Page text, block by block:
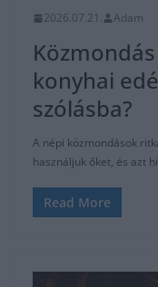
2026.07.21. Adam
konyhai
szólásba?
A népi közmondások
használjuk őket, és azt
Read More